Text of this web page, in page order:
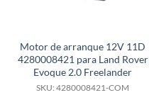
Motor de arranque 12V 11D
4280008421 para Land Rover
Evoque 2.0 Freelander
SKU: 4280008421-COM